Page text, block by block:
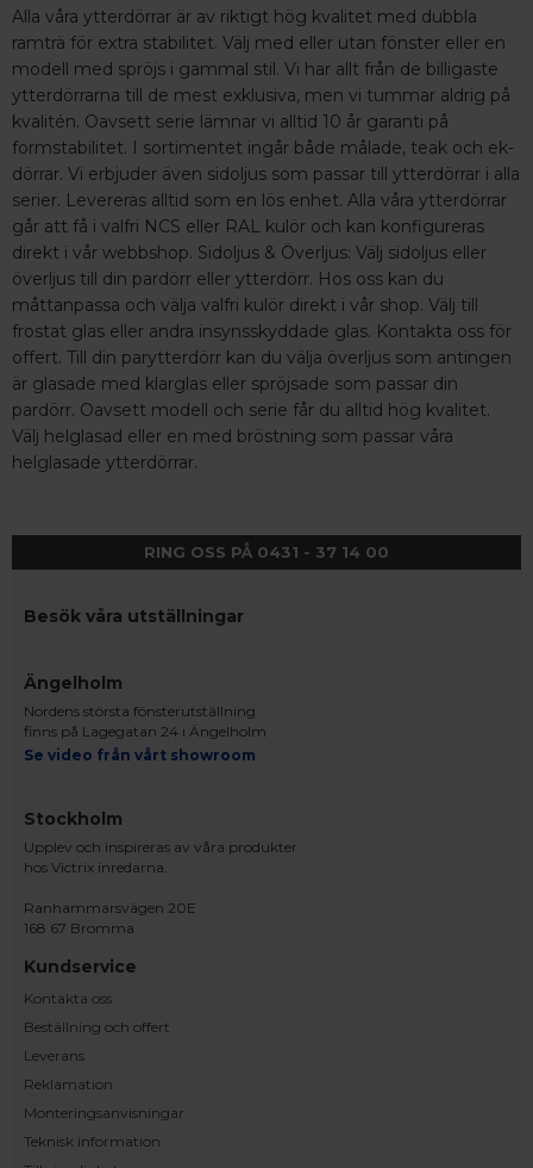
Alla våra ytterdörrar är av riktigt hög kvalitet med dubbla
ramträ för extra stabilitet. Välj med eller utan fönster eller en
modell med spröjs i gammal stil. Vi har allt från de billigaste
ytterdörrarna till de mest exklusiva, men vi tummar aldrig på
kvalitén. Oavsett serie lämnar vi alltid 10 år garanti på
formstabilitet. I sortimentet ingår både målade, teak och ek-
dörrar. Vi erbjuder även sidoljus som passar till ytterdörrar i alla
serier. Levereras alltid som en lös enhet. Alla våra ytterdörrar
går att få i valfri NCS eller RAL kulör och kan konfigureras
direkt i vår webbshop. Sidoljus & Överljus: Välj sidoljus eller
överljus till din pardörr eller ytterdörr. Hos oss kan du
måttanpassa och välja valfri kulör direkt i vår shop. Välj till
frostat glas eller andra insynsskyddade glas. Kontakta oss för
offert. Till din parytterdörr kan du välja överljus som antingen
är glasade med klarglas eller spröjsade som passar din
pardörr. Oavsett modell och serie får du alltid hög kvalitet.
Välj helglasad eller en med bröstning som passar våra
helglasade ytterdörrar.
RING OSS PÅ 0431 - 37 14 00
Besök våra utställningar
Ängelholm
Nordens största fönsterutställning
finns på Lagegatan 24 i Ängelholm
Se video från vårt showroom
Stockholm
Upplev och inspireras av våra produkter
hos Victrix inredarna.
Ranhammarsvägen 20E
168 67 Bromma
Kundservice
Kontakta oss
Beställning och offert
Leverans
Reklamation
Monteringsanvisningar
Teknisk information